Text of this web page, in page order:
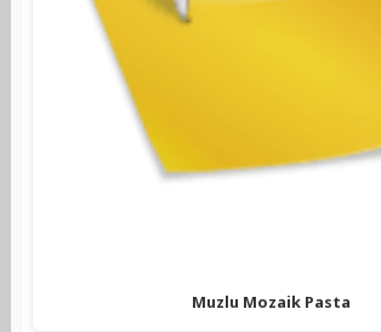
Muzlu Mozaik Pasta